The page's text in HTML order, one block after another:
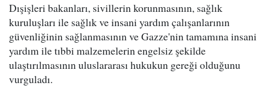
Dışişleri bakanları, sivillerin korunmasının, sağlık
kuruluşları ile sağlık ve insani yardım çalışanlarının
güvenliğinin sağlanmasının ve Gazze'nin tamamına insani
yardım ile tıbbi malzemelerin engelsiz şekilde
ulaştırılmasının uluslararası hukukun gereği olduğunu
vurguladı.